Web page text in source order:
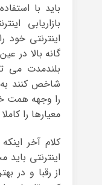
باید با
بازاریابی
اینترنتی خود
گانه بالا در
بلندمدت می
شاخص کنند
را وجهه همت
معیارها را
کلام آخر
اینترنتی
از رقبا و در